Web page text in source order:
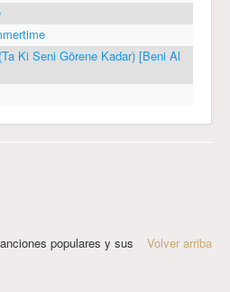
Ki Seni Görene Kadar) [Beni Al
Volver arriba
populares y sus